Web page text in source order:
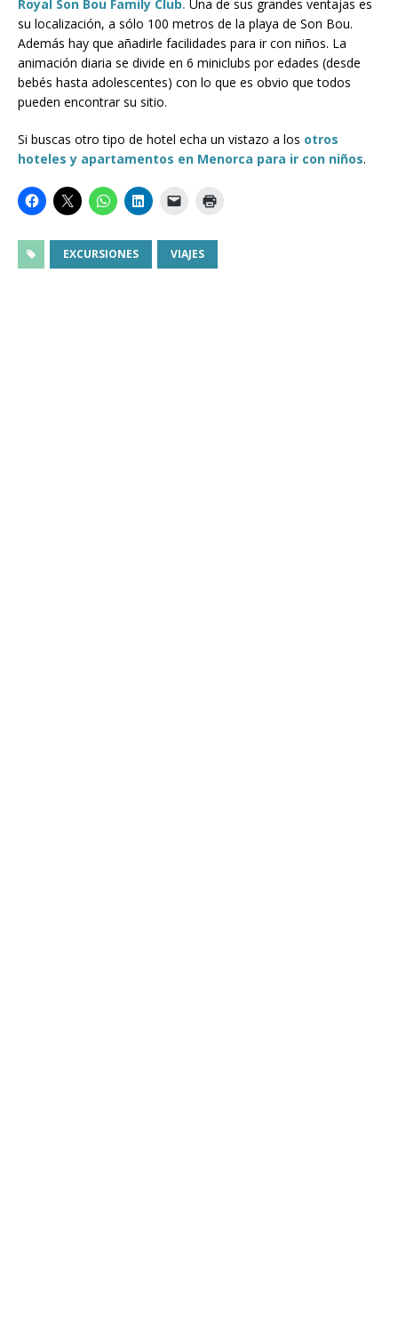
Royal Son Bou Family Club. Una de sus grandes ventajas es
su localización, a sólo 100 metros de la playa de Son Bou.
Además hay que añadirle facilidades para ir con niños. La
animación diaria se divide en 6 miniclubs por edades (desde
bebés hasta adolescentes) con lo que es obvio que todos
pueden encontrar su sitio.
Si buscas otro tipo de hotel echa un vistazo a los otros
hoteles y apartamentos en Menorca para ir con niños.
EXCURSIONES VIAJES